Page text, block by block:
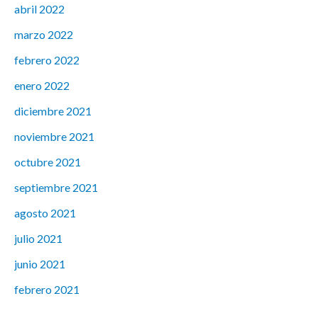
abril 2022
marzo 2022
febrero 2022
enero 2022
diciembre 2021
noviembre 2021
octubre 2021
septiembre 2021
agosto 2021
julio 2021
junio 2021
febrero 2021